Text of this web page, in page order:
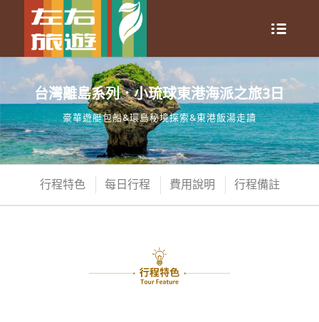
台灣離島系列．小琉球東港海派之旅3日
豪華遊艇包船&環島秘境探索&東港飯湯走讀
行程特色 每日行程 費用說明 行程備註